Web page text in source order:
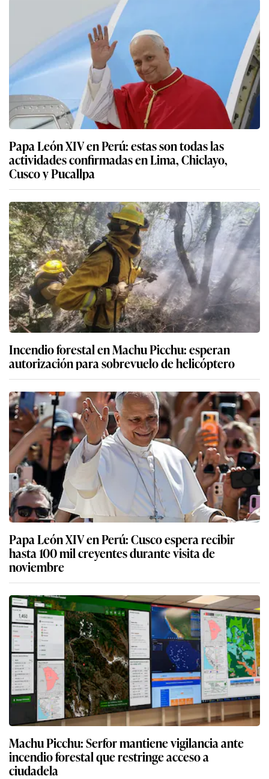
Papa León XIV en Perú: estas son todas las
actividades confirmadas en Lima, Chiclayo,
Cusco y Pucallpa
Incendio forestal en Machu Picchu: esperan
autorización para sobrevuelo de helicóptero
Papa León XIV en Perú: Cusco espera recibir
hasta 100 mil creyentes durante visita de
noviembre
Machu Picchu: Serfor mantiene vigilancia ante
incendio forestal que restringe acceso a
ciudadela